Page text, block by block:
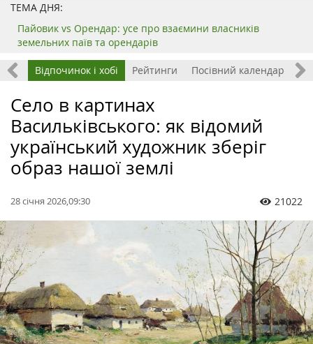
ТЕМА ДНЯ:
Пайовик vs Орендар: усе про взаємини власників
земельних паїв та орендарів
Відпочинок і хобі Рейтинги Посівний календар
Село в картинах
Васильківського: як відомий
український художник зберіг
образ нашої землі
28 січня 2026,09:30 21022